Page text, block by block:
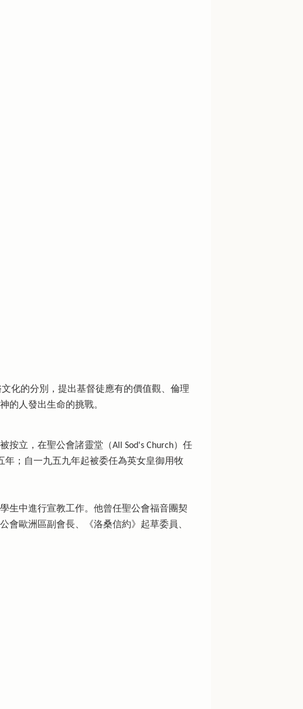
文化的分別，提出基督徒應有的價值觀、倫理
的人發出生命的挑戰。
立，在聖公會諸靈堂（All Sod's Church）任
；自一九五九年起被委任為英女皇御用牧
生中進行宣教工作。他曾任聖公會福音團契
會歐洲區副會長、《洛桑信約》起草委員、